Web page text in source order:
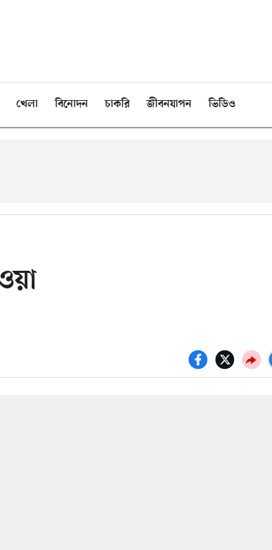
খেলা বিনোদন চাকরি জীবনযাপন ভিডিও